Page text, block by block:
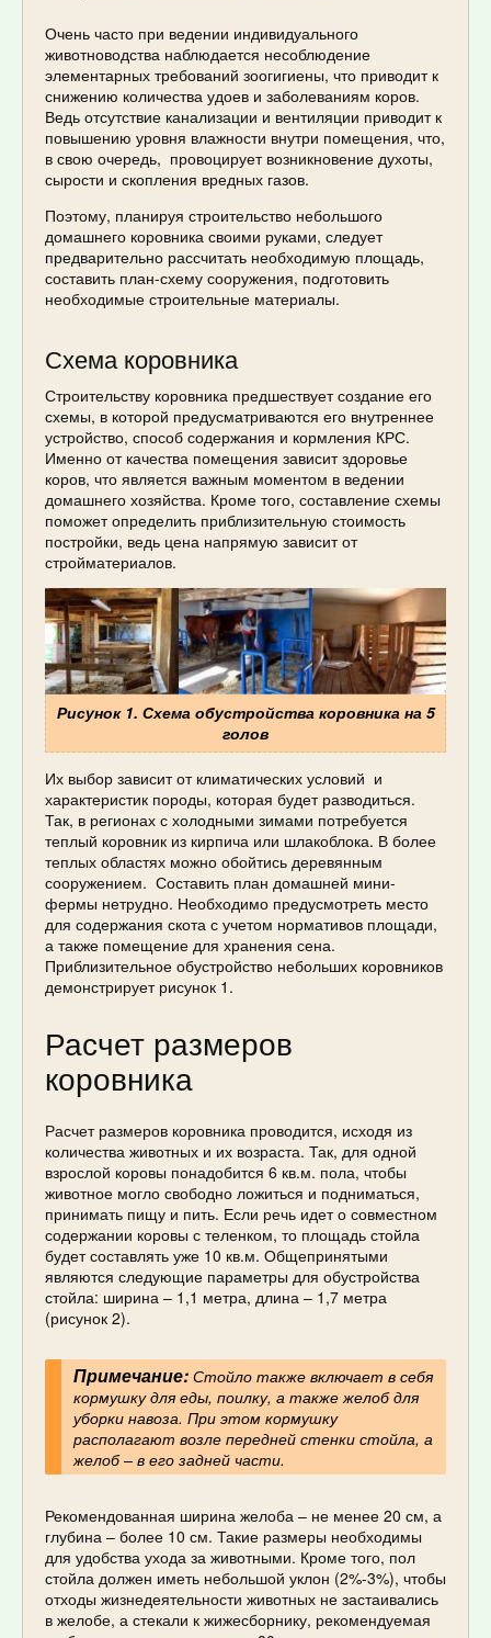
Очень часто при ведении индивидуального
животноводства наблюдается несоблюдение
элементарных требований зоогигиены, что приводит к
снижению количества удоев и заболеваниям коров.
Ведь отсутствие канализации и вентиляции приводит к
повышению уровня влажности внутри помещения, что,
в свою очередь, провоцирует возникновение духоты,
сырости и скопления вредных газов.
Поэтому, планируя строительство небольшого
домашнего коровника своими руками, следует
предварительно рассчитать необходимую площадь,
составить план-схему сооружения, подготовить
необходимые строительные материалы.
Схема коровника
Строительству коровника предшествует создание его
схемы, в которой предусматриваются его внутреннее
устройство, способ содержания и кормления КРС.
Именно от качества помещения зависит здоровье
коров, что является важным моментом в ведении
домашнего хозяйства. Кроме того, составление схемы
поможет определить приблизительную стоимость
постройки, ведь цена напрямую зависит от
стройматериалов.
Рисунок 1. Схема обустройства коровника на 5
голов
Их выбор зависит от климатических условий и
характеристик породы, которая будет разводиться.
Так, в регионах с холодными зимами потребуется
теплый коровник из кирпича или шлакоблока. В более
теплых областях можно обойтись деревянным
сооружением. Составить план домашней мини-
фермы нетрудно. Необходимо предусмотреть место
для содержания скота с учетом нормативов площади,
а также помещение для хранения сена.
Приблизительное обустройство небольших коровников
демонстрирует рисунок 1.
Расчет размеров
коровника
Расчет размеров коровника проводится, исходя из
количества животных и их возраста. Так, для одной
взрослой коровы понадобится 6 кв.м. пола, чтобы
животное могло свободно ложиться и подниматься,
принимать пищу и пить. Если речь идет о совместном
содержании коровы с теленком, то площадь стойла
будет составлять уже 10 кв.м. Общепринятыми
являются следующие параметры для обустройства
стойла: ширина – 1,1 метра, длина – 1,7 метра
(рисунок 2).
Примечание:Стойло также включает в себя
кормушку для еды, поилку, а также желоб для
уборки навоза. При этом кормушку
располагают возле передней стенки стойла, а
желоб – в его задней части.
Рекомендованная ширина желоба – не менее 20 см, а
глубина – более 10 см. Такие размеры необходимы
для удобства ухода за животными. Кроме того, пол
стойла должен иметь небольшой уклон (2%-3%), чтобы
отходы жизнедеятельности животных не застаивались
в желобе, а стекали к жижесборнику, рекомендуемая